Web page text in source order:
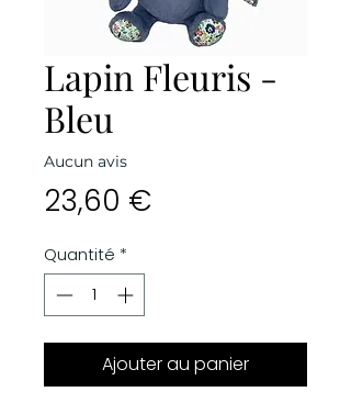
Lapin Fleuris -
Bleu
Aucun avis
23,60 €Prix
Quantité *
Ajouter au panier